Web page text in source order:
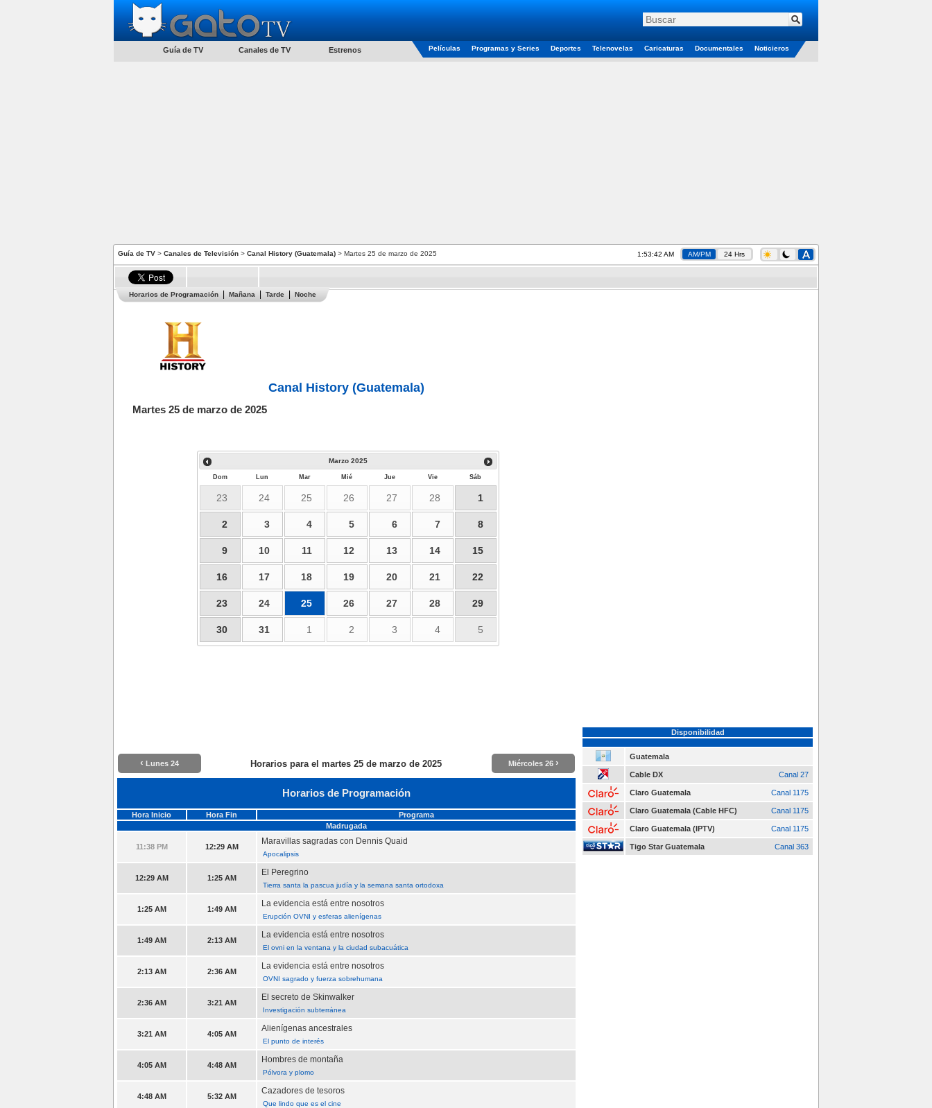
Guía de TV Canales de TV Estrenos Películas Programas y Series Deportes Telenovelas Caricaturas Documentales Noticieros
Guía de TV > Canales de Televisión > Canal History (Guatemala) > Martes 25 de marzo de 2025 1:53:43 AM AM/PM 24 Hrs
Horarios de Programación Mañana Tarde Noche
Canal History (Guatemala)
Martes 25 de marzo de 2025
Marzo 2025
Dom Lun Mar Mié Jue Vie Sáb
23 24 25 26 27 28 1
2 3 4 5 6 7 8
9 10 11 12 13 14 15
16 17 18 19 20 21 22
23 24 25 26 27 28 29
30 31 1 2 3 4 5
‹ Lunes 24 Horarios para el martes 25 de marzo de 2025 Miércoles 26 ›
Horarios de Programación
Hora Inicio Hora Fin
Programa
Madrugada
11:38 PM 12:29 AM
Maravillas sagradas con Dennis Quaid
Apocalipsis
12:29 AM 1:25 AM
El Peregrino
Tierra santa la pascua judía y la semana santa ortodoxa
1:25 AM 1:49 AM
La evidencia está entre nosotros
Erupción OVNI y esferas alienígenas
1:49 AM 2:13 AM
La evidencia está entre nosotros
El ovni en la ventana y la ciudad subacuática
2:13 AM 2:36 AM
La evidencia está entre nosotros
OVNI sagrado y fuerza sobrehumana
2:36 AM 3:21 AM
El secreto de Skinwalker
Investigación subterránea
3:21 AM 4:05 AM
Alienígenas ancestrales
El punto de interés
4:05 AM 4:48 AM
Hombres de montaña
Pólvora y plomo
4:48 AM 5:32 AM
Cazadores de tesoros
Que lindo que es el cine
Disponibilidad
Guatemala
Cable DX Canal 27
Claro Guatemala Canal 1175
Claro Guatemala (Cable HFC) Canal 1175
Claro Guatemala (IPTV) Canal 1175
Tigo Star Guatemala Canal 363